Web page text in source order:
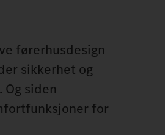
førerhusdesign
sikkerhet og
siden
for